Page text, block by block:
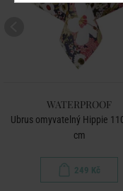
WATERPROOF
Ubrus omyvatelný Hippie
cm
249 Kč